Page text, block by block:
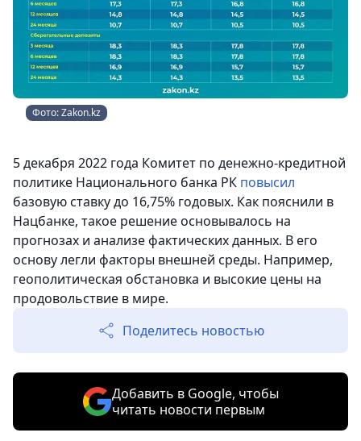
Фото: Zakon.kz
5 декабря 2022 года Комитет по денежно-кредитной
политике Национального банка РК повысил
базовую ставку до 16,75% годовых. Как пояснили в
Нацбанке, такое решение основывалось на
прогнозах и анализе фактических данных. В его
основу легли факторы внешней среды. Например,
геополитическая обстановка и высокие цены на
продовольствие в мире.
Поделитесь новостью
Добавить в Google, чтобы
читать новости первым